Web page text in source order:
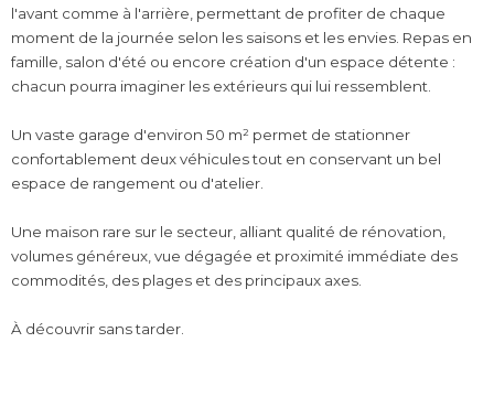
l'avant comme à l'arrière, permettant de profiter de chaque
moment de la journée selon les saisons et les envies. Repas en
famille, salon d'été ou encore création d'un espace détente :
chacun pourra imaginer les extérieurs qui lui ressemblent.
Un vaste garage d'environ 50 m² permet de stationner
confortablement deux véhicules tout en conservant un bel
espace de rangement ou d'atelier.
Une maison rare sur le secteur, alliant qualité de rénovation,
volumes généreux, vue dégagée et proximité immédiate des
commodités, des plages et des principaux axes.
À découvrir sans tarder.